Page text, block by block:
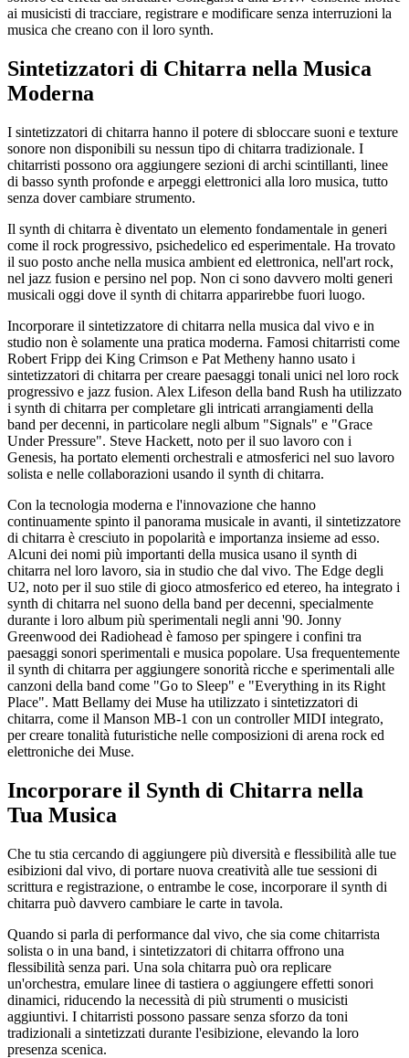
ai musicisti di tracciare, registrare e modificare senza interruzioni la
musica che creano con il loro synth.
Sintetizzatori di Chitarra nella Musica
Moderna
I sintetizzatori di chitarra hanno il potere di sbloccare suoni e texture
sonore non disponibili su nessun tipo di chitarra tradizionale. I
chitarristi possono ora aggiungere sezioni di archi scintillanti, linee
di basso synth profonde e arpeggi elettronici alla loro musica, tutto
senza dover cambiare strumento.
Il synth di chitarra è diventato un elemento fondamentale in generi
come il rock progressivo, psichedelico ed esperimentale. Ha trovato
il suo posto anche nella musica ambient ed elettronica, nell'art rock,
nel jazz fusion e persino nel pop. Non ci sono davvero molti generi
musicali oggi dove il synth di chitarra apparirebbe fuori luogo.
Incorporare il sintetizzatore di chitarra nella musica dal vivo e in
studio non è solamente una pratica moderna. Famosi chitarristi come
Robert Fripp dei King Crimson e Pat Metheny hanno usato i
sintetizzatori di chitarra per creare paesaggi tonali unici nel loro rock
progressivo e jazz fusion. Alex Lifeson della band Rush ha utilizzato
i synth di chitarra per completare gli intricati arrangiamenti della
band per decenni, in particolare negli album "Signals" e "Grace
Under Pressure". Steve Hackett, noto per il suo lavoro con i
Genesis, ha portato elementi orchestrali e atmosferici nel suo lavoro
solista e nelle collaborazioni usando il synth di chitarra.
Con la tecnologia moderna e l'innovazione che hanno
continuamente spinto il panorama musicale in avanti, il sintetizzatore
di chitarra è cresciuto in popolarità e importanza insieme ad esso.
Alcuni dei nomi più importanti della musica usano il synth di
chitarra nel loro lavoro, sia in studio che dal vivo. The Edge degli
U2, noto per il suo stile di gioco atmosferico ed etereo, ha integrato i
synth di chitarra nel suono della band per decenni, specialmente
durante i loro album più sperimentali negli anni '90. Jonny
Greenwood dei Radiohead è famoso per spingere i confini tra
paesaggi sonori sperimentali e musica popolare. Usa frequentemente
il synth di chitarra per aggiungere sonorità ricche e sperimentali alle
canzoni della band come "Go to Sleep" e "Everything in its Right
Place". Matt Bellamy dei Muse ha utilizzato i sintetizzatori di
chitarra, come il Manson MB-1 con un controller MIDI integrato,
per creare tonalità futuristiche nelle composizioni di arena rock ed
elettroniche dei Muse.
Incorporare il Synth di Chitarra nella
Tua Musica
Che tu stia cercando di aggiungere più diversità e flessibilità alle tue
esibizioni dal vivo, di portare nuova creatività alle tue sessioni di
scrittura e registrazione, o entrambe le cose, incorporare il synth di
chitarra può davvero cambiare le carte in tavola.
Quando si parla di performance dal vivo, che sia come chitarrista
solista o in una band, i sintetizzatori di chitarra offrono una
flessibilità senza pari. Una sola chitarra può ora replicare
un'orchestra, emulare linee di tastiera o aggiungere effetti sonori
dinamici, riducendo la necessità di più strumenti o musicisti
aggiuntivi. I chitarristi possono passare senza sforzo da toni
tradizionali a sintetizzati durante l'esibizione, elevando la loro
presenza scenica.